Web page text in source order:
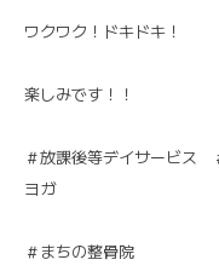
ワクワク！ドキドキ！
楽しみです！！
＃放課後等デイサービス
ヨガ
＃まちの整骨院